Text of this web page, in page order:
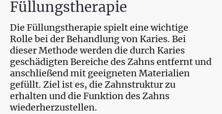
Füllungstherapie
Die Füllungstherapie spielt eine wichtige
Rolle bei der Behandlung von Karies. Bei
dieser Methode werden die durch Karies
geschädigten Bereiche des Zahns entfernt und
anschließend mit geeigneten Materialien
gefüllt. Ziel ist es, die Zahnstruktur zu
erhalten und die Funktion des Zahns
wiederherzustellen.